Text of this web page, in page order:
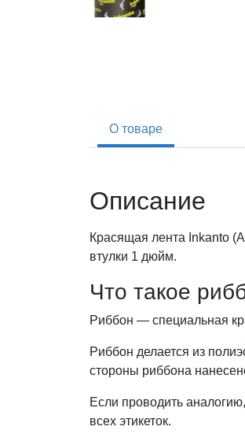
О товаре
Описание
Красящая лента Inkanto
втулки 1 дюйм.
Что такое
Риббон — специальная
Риббон делается из
стороны риббона
Если проводить
всех этикеток.